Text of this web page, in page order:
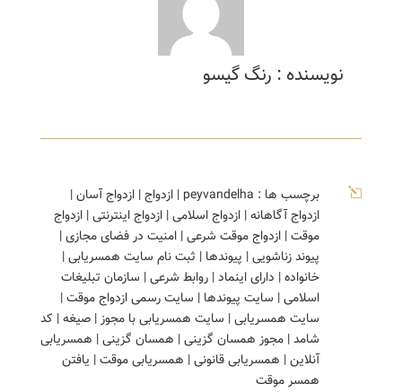
نویسنده : رنگ گیسو
l برچسب ها : peyvandelha
| ازدواج | ازدواج آسان|
ازدواج آگاهانه| ازدواج اسلامی| ازدواج اینترنتی| ازدواج
موقت| ازدواج موقت شرعی| امنیت در فضای مجازی|
پیوند زناشویی| پیوندها | ثبت نام سایت همسریابی|
خانواده| دارای اینماد| روابط شرعی| سازمان تبلیغات
اسلامی| سایت پیوندها | سایت رسمی ازدواج موقت|
سایت همسریابی| سایت همسریابی با مجوز| صیغه| کد
شامد| مجوز همسان گزینی| همسان گزینی| همسریابی
آنلاین| همسریابی قانونی| همسریابی موقت| یافتن
همسر موقت